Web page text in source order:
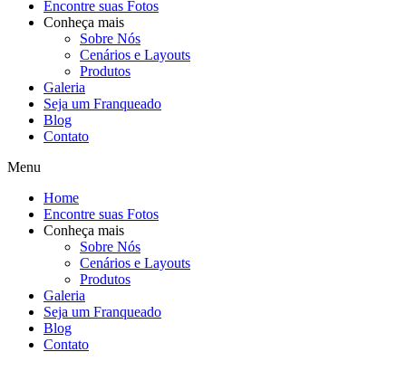
Encontre suas Fotos
Conheça mais
Sobre Nós
Cenários e Layouts
Produtos
Galeria
Seja um Franqueado
Blog
Contato
Menu
Home
Encontre suas Fotos
Conheça mais
Sobre Nós
Cenários e Layouts
Produtos
Galeria
Seja um Franqueado
Blog
Contato